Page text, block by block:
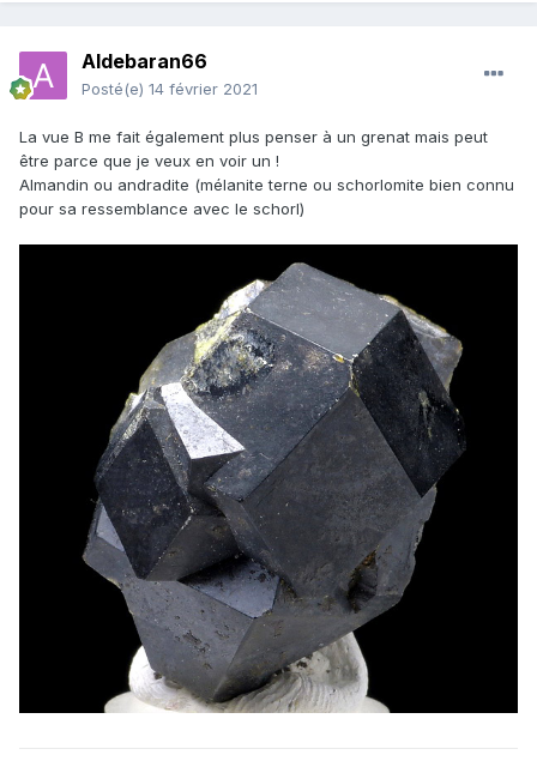
Aldebaran66
Posté(e) 14 février 2021
La vue B me fait également plus penser à un grenat mais peut
être parce que je veux en voir un !
Almandin ou andradite (mélanite terne ou schorlomite bien connu
pour sa ressemblance avec le schorl)